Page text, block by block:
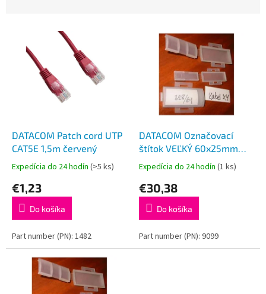
DATACOM Patch cord UTP
CAT5E 1,5m červený
Expedícia do 24 hodín (>5 ks)
€1,23
Do košíka
Part number (PN): 1482
DATACOM Označovací
štítok VEĽKÝ 60x25mm
100ks
Expedícia do 24 hodín (1 ks)
€30,38
Do košíka
Part number (PN): 9099